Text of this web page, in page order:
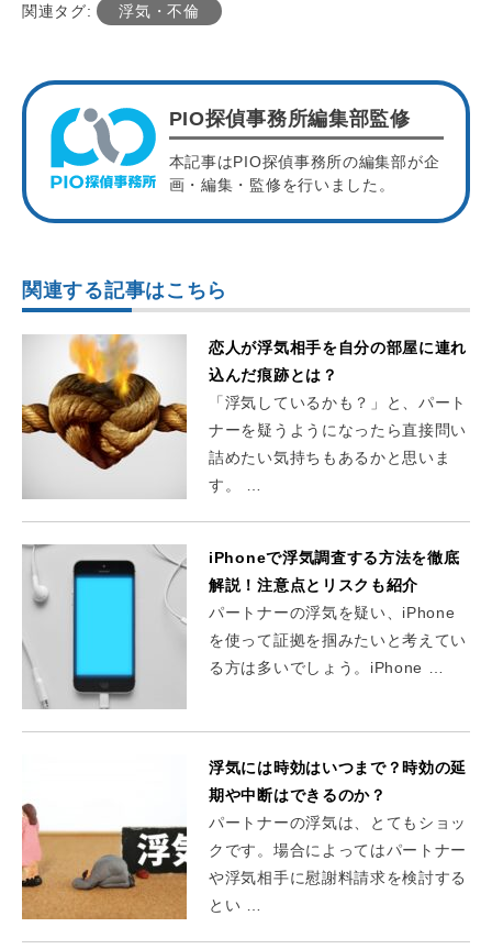
関連タグ: 浮気・不倫
PIO探偵事務所編集部監修
本記事はPIO探偵事務所の編集部が企
画・編集・監修を行いました。
関連する記事はこちら
恋人が浮気相手を自分の部屋に連れ
込んだ痕跡とは？
「浮気しているかも？」と、パート
ナーを疑うようになったら直接問い
詰めたい気持ちもあるかと思いま
す。 …
iPhoneで浮気調査する方法を徹底
解説！注意点とリスクも紹介
パートナーの浮気を疑い、iPhone
を使って証拠を掴みたいと考えてい
る方は多いでしょう。iPhone …
浮気には時効はいつまで？時効の延
期や中断はできるのか？
パートナーの浮気は、とてもショッ
クです。場合によってはパートナー
や浮気相手に慰謝料請求を検討する
とい …